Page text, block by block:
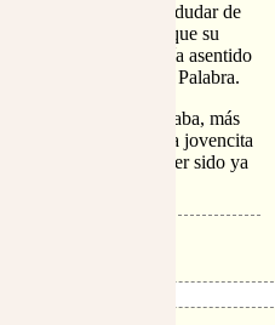
tímida. No podías dudar de
que te chocara, porque su
Verbo; por algo había asentido
en ella según su Palabra.
inexplicable me resultaba, más
que cuidar como tierna jovencita
me demostraba haber sido ya